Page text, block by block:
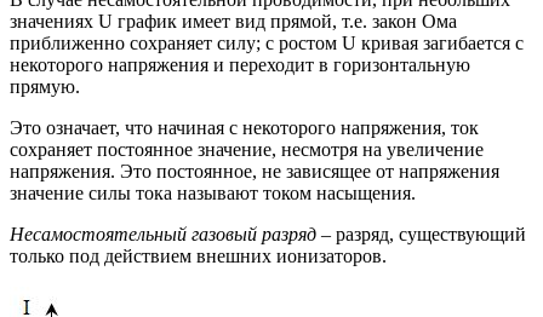
значениях U график имеет вид прямой, т.е. закон Ома
приближенно сохраняет силу; с ростом U кривая загибается с
некоторого напряжения и переходит в горизонтальную
прямую.
Это означает, что начиная с некоторого напряжения, ток
сохраняет постоянное значение, несмотря на увеличение
напряжения. Это постоянное, не зависящее от напряжения
значение силы тока называют током насыщения.
Несамостоятельный газовый разряд – разряд, существующий
только под действием внешних ионизаторов.